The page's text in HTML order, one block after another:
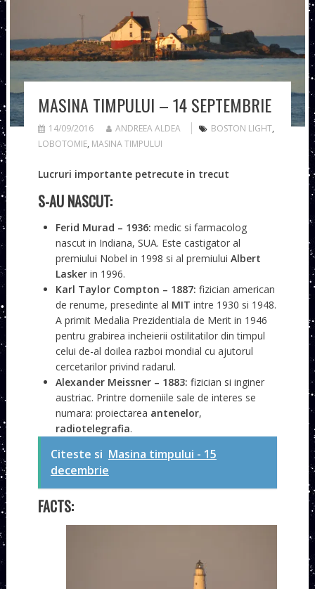
MASINA TIMPULUI – 14 SEPTEMBRIE
14/09/2016 ANDREEA ALDEA BOSTON LIGHT,
LOBOTOMIE, MASINA TIMPULUI
Lucruri importante petrecute in trecut
S-AU NASCUT:
Ferid Murad – 1936: medic si farmacolog
nascut in Indiana, SUA. Este castigator al
premiului Nobel in 1998 si al premiului Albert
Laskerin 1996.
Karl Taylor Compton – 1887: fizician american
de renume, presedinte al MIT intre 1930 si 1948.
A primit Medalia Prezidentiala de Merit in 1946
pentru grabirea incheierii ostilitatilor din timpul
celui de-al doilea razboi mondial cu ajutorul
cercetarilor privind radarul.
Alexander Meissner– 1883: fizician si inginer
austriac. Printre domeniile sale de interes se
numara: proiectarea antenelor,
radiotelegrafia.
Citeste si Masina timpului - 15
decembrie
FACTS: